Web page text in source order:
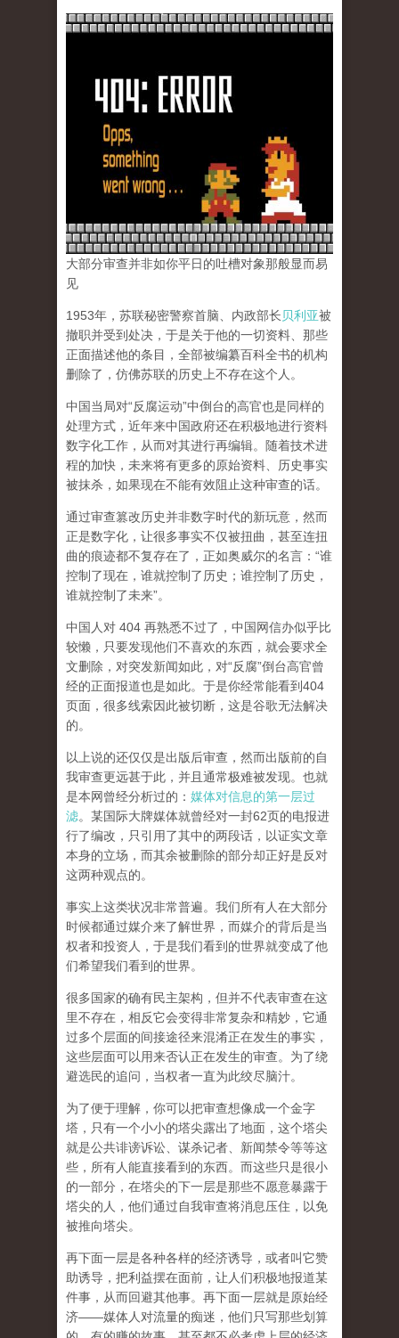
大部分审查并非如你平日的吐槽对象那般显而易
见
1953年，苏联秘密警察首脑、内政部长贝利亚被
撤职并受到处决，于是关于他的一切资料、那些
正面描述他的条目，全部被编纂百科全书的机构
删除了，仿佛苏联的历史上不存在这个人。
中国当局对“反腐运动”中倒台的高官也是同样的
处理方式，近年来中国政府还在积极地进行资料
数字化工作，从而对其进行再编辑。随着技术进
程的加快，未来将有更多的原始资料、历史事实
被抹杀，如果现在不能有效阻止这种审查的话。
通过审查篡改历史并非数字时代的新玩意，然而
正是数字化，让很多事实不仅被扭曲，甚至连扭
曲的痕迹都不复存在了，正如奥威尔的名言：“谁
控制了现在，谁就控制了历史；谁控制了历史，
谁就控制了未来”。
中国人对 404 再熟悉不过了，中国网信办似乎比
较懒，只要发现他们不喜欢的东西，就会要求全
文删除，对突发新闻如此，对“反腐”倒台高官曾
经的正面报道也是如此。于是你经常能看到404
页面， 很多线索因此被切断，这是谷歌无法解决
的。
以上说的还仅仅是出版后审查，然而出版前的自
我审查更远甚于此，并且通常极难被发现。 也就
是本网曾经分析过的： 媒体对信息的第一层过
滤。某国际大牌媒体就曾经对一封62页的电报进
行了编改，只引用了其中的两段话，以证实文章
本身的立场，而其余被删除的部分却正好是反对
这两种观点的。
事实上这类状况非常普遍。我们所有人在大部分
时候都通过媒介来了解世界，而媒介的背后是当
权者和投资人，于是我们看到的世界就变成了他
们希望我们看到的世界。
很多国家的确有民主架构，但并不代表审查在这
里不存在，相反它会变得非常复杂和精妙，它通
过多个层面的间接途径来混淆正在发生的事实，
这些层面可以用来否认正在发生的审查。为了绕
避选民的追问，当权者一直为此绞尽脑汁。
为了便于理解，你可以把审查想像成一个金字
塔，只有一个小小的塔尖露出了地面，这个塔尖
就是公共诽谤诉讼、谋杀记者、新闻禁令等等这
些，所有人能直接看到的东西。而这些只是很小
的一部分，在塔尖的下一层是那些不愿意暴露于
塔尖的人，他们通过自我审查将消息压住，以免
被推向塔尖。
再下面一层是各种各样的经济诱导，或者叫它赞
助诱导，把利益摆在面前，让人们积极地报道某
件事，从而回避其他事。再下面一层就是原始经
济——媒体人对流量的痴迷，他们只写那些划算